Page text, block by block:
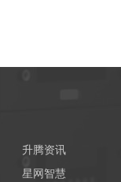
升腾资讯
星网智慧